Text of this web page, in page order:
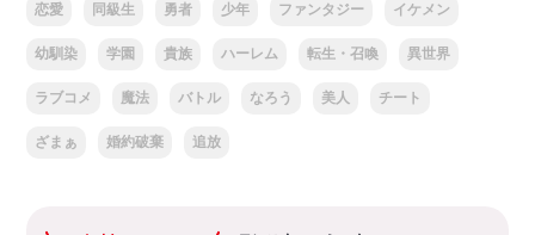
恋愛 同級生 勇者 少年 ファンタジー イケメン
幼馴染 学園 貴族 ハーレム 転生・召喚 異世界
ラブコメ 魔法 バトル なろう 美人 チート
ざまぁ 婚約破棄 追放